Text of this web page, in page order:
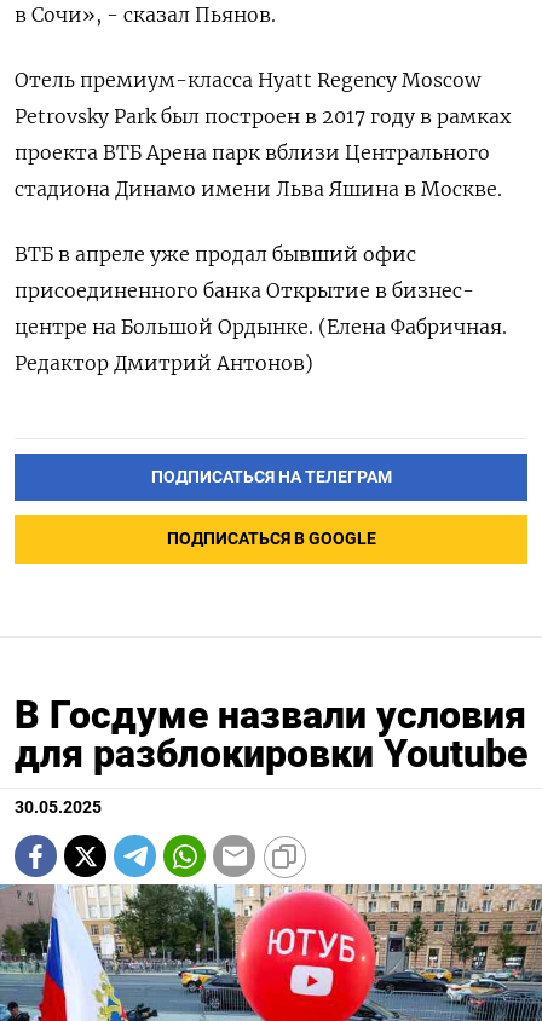
в Сочи», - сказал Пьянов.
Отель премиум-класса Hyatt Regency Moscow
Petrovsky Park был построен в 2017 году в рамках
проекта ВТБ Арена парк вблизи Центрального
стадиона Динамо имени Льва Яшина в Москве.
ВТБ в апреле уже продал бывший офис
присоединенного банка Открытие в бизнес-
центре на Большой Ордынке. (Елена Фабричная.
Редактор Дмитрий Антонов)
ПОДПИСАТЬСЯ НА ТЕЛЕГРАМ
ПОДПИСАТЬСЯ В GOOGLE
В Госдуме назвали условия
для разблокировки Youtube
30.05.2025